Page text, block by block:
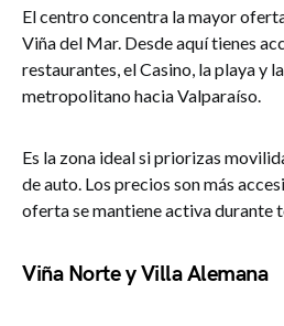
El centro concentra la mayor
Viña del Mar. Desde aquí tienes
restaurantes, el Casino, la playa y
metropolitano hacia Valparaíso.
Es la zona ideal si priorizas
de auto. Los precios son más
oferta se mantiene activa durante
Viña Norte y Villa Alemana